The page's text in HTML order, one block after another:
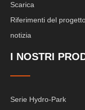
Scarica
Riferimenti del
notizia
I NOSTRI
Serie Hydro-Park